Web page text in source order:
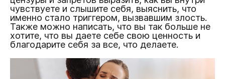
чувствуете и слышите себя, выяснить, что
именно стало триггером, вызвавшим злость.
Также можно написать, что вы так больше не
хотите, что вы даете себе свою ценность и
благодарите себя за все, что делаете.